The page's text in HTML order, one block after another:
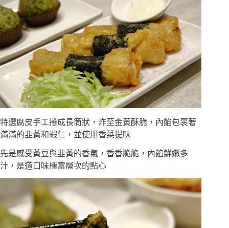
特選腐皮手工捲成長筒狀，炸至金黃酥脆，內餡包裹著
滿滿的韭黃和蝦仁，並使用香菜提味
先是感受黃豆與韭黃的香氣，香香脆脆，內餡鮮嫩多
汁，是道口味極富層次的點心